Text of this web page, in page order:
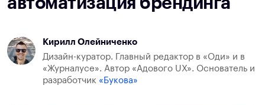
Кирилл Олейниченко
Дизайн-куратор. Главный редактор в «Оди» и в
«Журналусе». Автор «Адового UX». Основатель и
разработчик «Букова»